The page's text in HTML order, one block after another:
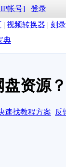
帐号]
登录
| 视频转换器 | 刻
典
资源
速找教程方案 反